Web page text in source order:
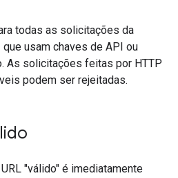
todas as solicitações da
usam chaves de API ou
As solicitações feitas por HTTP
podem ser rejeitadas.
"válido" é imediatamente